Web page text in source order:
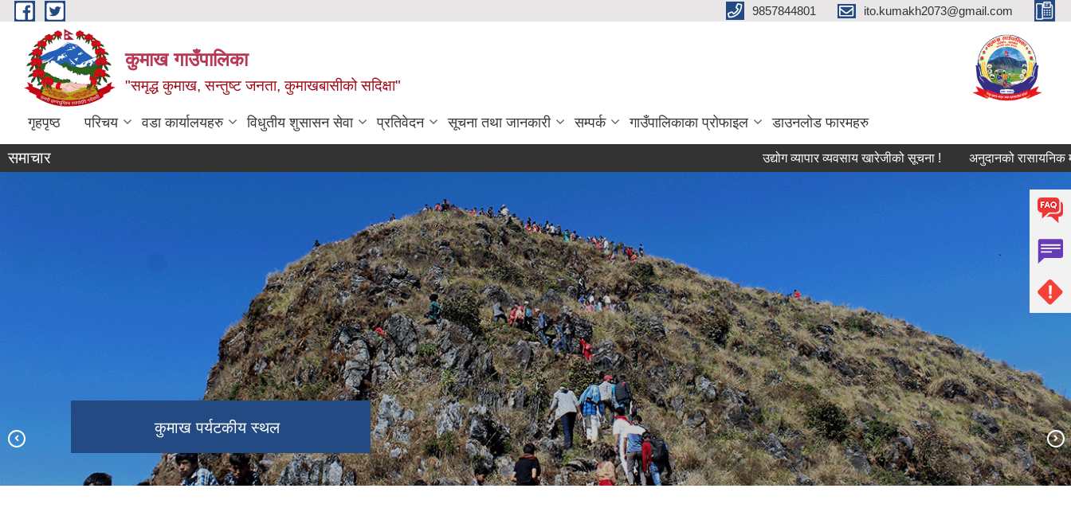
Skip to main content 9857844801 ito.kumakh2073@gmail.com
कुमाख गाउँपालिका
"समृद्ध कुमाख, सन्तुष्ट जनता, कुमाखबासीको सदिक्षा"
गृहपृष्ठ परिचय वडा कार्यालयहरु विधुतीय शुसासन सेवा प्रतिवेदन सूचना तथा जानकारी सम्पर्क गाउँपालिकाका प्रोफाइल डाउनलोड फारमहरु
समाचार उद्योग व्यापार व्यवसाय खारेजीको सूचना ! अनुदानको रासायनिक मल
कुमाख पर्यटकीय स्थल
कुमाख गाउँपालिका प्रशासकीय भवन
मर्म खेती योग्य जमिन
पौरानीक कला स‌स्कृतिक कार्यक्रम
अध्यक्षकप खेलकुद प्रतियोगिता